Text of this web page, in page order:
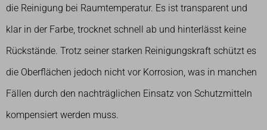
die Reinigung bei Raumtemperatur. Es ist transparent und
klar in der Farbe, trocknet schnell ab und hinterlässt keine
Rückstände. Trotz seiner starken Reinigungskraft schützt es
die Oberflächen jedoch nicht vor Korrosion, was in manchen
Fällen durch den nachträglichen Einsatz von Schutzmitteln
kompensiert werden muss.